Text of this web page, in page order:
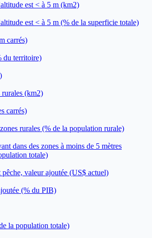
est < à 5 m (km2)
est < à 5 m (% de la superficie totale)
carrés)
du territoire)
rurales (km2)
carrés)
rurales (% de la population rurale)
dans des zones à moins de 5 mètres
totale)
valeur ajoutée (US$ actuel)
(% du PIB)
la population totale)